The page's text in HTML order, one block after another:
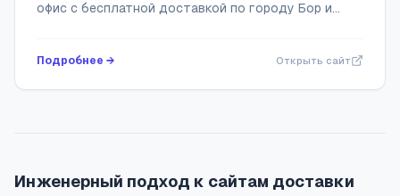
офис с бесплатной доставкой по городу Бор и
сейчас
Подробнее → Открыть сайт
Инженерный подход к сайтам доставки